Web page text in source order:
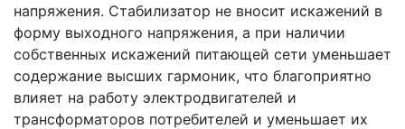
напряжения. Стабилизатор не вносит искажений в
форму выходного напряжения, а при наличии
собственных искажений питающей сети уменьшает
содержание высших гармоник, что благоприятно
влияет на работу электродвигателей и
трансформаторов потребителей и уменьшает их